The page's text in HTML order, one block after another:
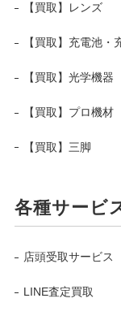
【買取】レンズ
【買取】充電池・
【買取】光学機器
【買取】プロ機材
【買取】三脚
各種サービ
店頭受取サービス
LINE査定買取